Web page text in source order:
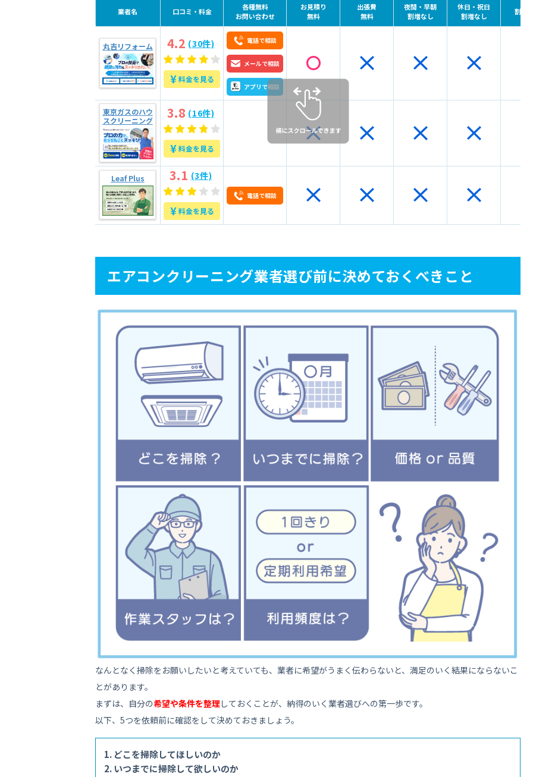
7.マナーや接客対応が丁寧
3 優良業者7つの見極め方
1.明朗な料金表示がある
3.22.電話やメール対応が丁寧か
3.33.利用者に合った柔軟な対応と提案ができる
3.44.ホームページに作業内容・対応範囲が詳細に記載されている
5.スタッフの顔写真やプロフィール、研修制度を公開している
6.アフター（保証）対応の有無
3.77.口コミ評価
4 問い合わせ時に確認すべき7つの質問
5.1 1.当日になって高額な追加料金を請求された
4.スタッフの態度が悪く、不快な思いをした
6 東京都板橋区のおすすめエアコンクリーニング業者
6.1丸吉リフォーム
6.2東京ガスのハウスクリーニング
業者名 口コミ・料金
各種無料
お問い合わせ
お見積り
無料
出張費
無料
夜間・早朝
割増なし
休日・祝日
割増なし
割引あ
丸吉リフォーム 4.2 (30件)
¥料金を見る
電話で相談
メールで相談
アプリで相談
東京ガスのハウ
スクリーニング
3.8 (16件)
¥料金を見る
Leaf Plus 3.1 (3件)
¥料金を見る
電話で相談
エアコンクリーニング業者選び前に決めておくべきこと
なんとなく掃除をお願いしたいと考えていても、業者に希望がうまく伝わらないと、満足のいく結果にならないこ
とがあります。
まずは、自分の希望や条件を整理しておくことが、納得のいく業者選びへの第一歩です。
以下、5つを依頼前に確認をして決めておきましょう。
どこを掃除してほしいのか
いつまでに掃除して欲しいのか